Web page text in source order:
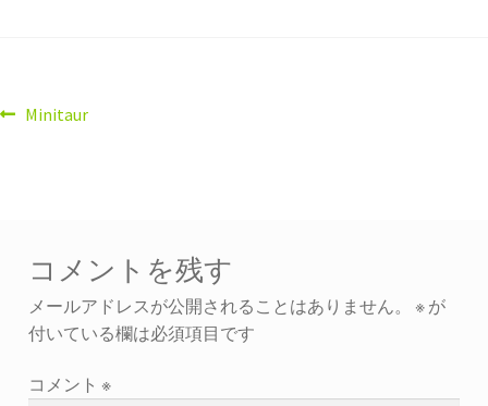
Minitaur
コメントを残す
メールアドレスが公開されることはありません。 ※が
付いている欄は必須項目です
コメント ※